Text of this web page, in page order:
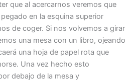
que al acercarnos veremos que
en la esquina superior
de coger. Si nos volvemos a girar
una mesa con un libro, ojeando
una hoja de papel rota que
Una vez hecho esto
debajo de la mesa y